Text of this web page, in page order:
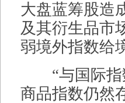
大盘蓝筹股造
及其衍生品市
弱境外指数给
“与国际指
商品指数仍然